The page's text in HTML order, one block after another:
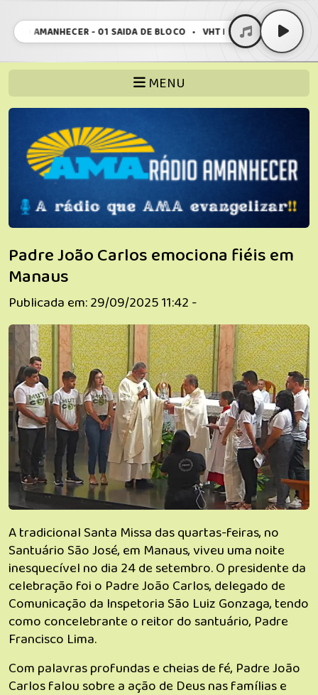
AMANHECER - 01 SAIDA DE BLOCO • VHT RADIO AMANHECER - 01
MENU
Padre João Carlos emociona fiéis em
Manaus
Publicada em: 29/09/2025 11:42 -
A tradicional Santa Missa das quartas-feiras, no
Santuário São José, em Manaus, viveu uma noite
inesquecível no dia 24 de setembro. O presidente da
celebração foi o Padre João Carlos, delegado de
Comunicação da Inspetoria São Luiz Gonzaga, tendo
como concelebrante o reitor do santuário, Padre
Francisco Lima.
Com palavras profundas e cheias de fé, Padre João
Carlos falou sobre a ação de Deus nas famílias e